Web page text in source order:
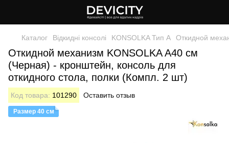
Каталог Відкидні консолі KONSOLKA Тип A Откидной
Откидной механизм KONSOLKA A40 см
(Черная) - кронштейн, консоль для
откидного стола, полки (Компл. 2 шт)
Код товара: 101290 Оставить отзыв
Размер 40 см